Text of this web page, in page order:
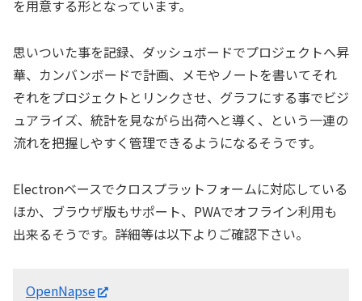
を用意する形となっています。
思いついた事を記録、ダッシュボードでプロジェクトへ昇
華、カンバンボードで計画、メモやノートを書いてそれ
ぞれをプロジェクトとリンクさせ、グラフにする事でビジ
ュアライズ、統計を見ながら出荷へと導く、という一連の
流れを把握しやすく管理できるようになるそうです。
Electronベースでクロスプラットフォームに対応している
ほか、ブラウザ版もサポート、PWAでオフライン利用も
出来るそうです。詳細等は以下よりご確認下さい。
OpenNapse